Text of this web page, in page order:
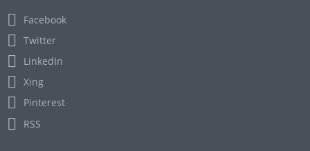
Facebook
Twitter
LinkedIn
Xing
Pinterest
RSS